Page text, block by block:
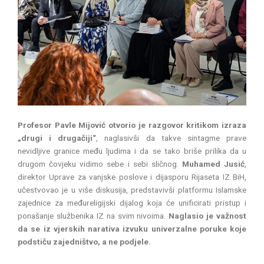
Profesor Pavle Mijović otvorio je razgovor kritikom izraza
„drugi i drugačiji“, naglasivši da takve sintagme prave
nevidljive granice među ljudima i da se tako briše prilika da u
drugom čovjeku vidimo sebe i sebi sličnog. Muhamed Jusić,
direktor Uprave za vanjske poslove i dijasporu Rijaseta IZ BiH,
učestvovao je u više diskusija, predstavivši platformu Islamske
zajednice za međureligijski dijalog koja će unificirati pristup i
ponašanje službenika IZ na svim nivoima. Naglasio je važnost
da se iz vjerskih narativa izvuku univerzalne poruke koje
podstiču zajedništvo, a ne podjele.